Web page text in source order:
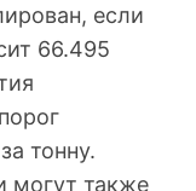
если
66.495
тонну.
могут также